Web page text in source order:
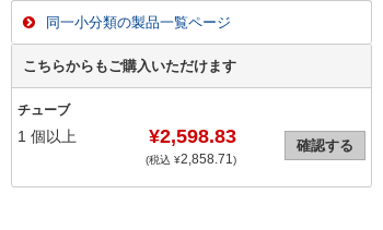
同一小分類の製品一覧ページ
こちらからもご購入いただけます
チューブ
1 個以上 ¥2,598.83
(税込 ¥2,858.71)
確認する